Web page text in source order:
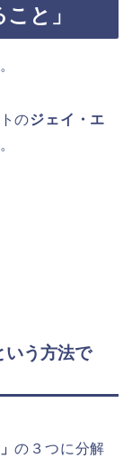
と」
のジェイ・エ
いう方法で
の３つに分解